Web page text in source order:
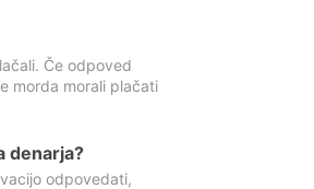
Če odpoved
morda morali plačati
denarja?
odpovedati,